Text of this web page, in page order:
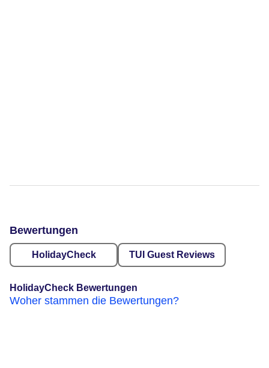
Bewertungen
HolidayCheck TUI Guest Reviews
HolidayCheck Bewertungen
Woher stammen die Bewertungen?